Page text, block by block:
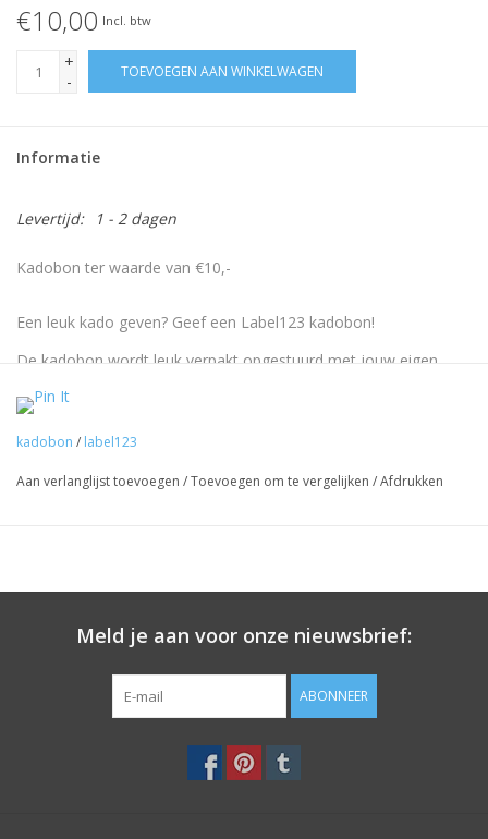
€10,00 Incl. btw
+
-
TOEVOEGEN AAN WINKELWAGEN
Informatie
Levertijd: 1 - 2 dagen
Kadobon ter waarde van €10,-
Een leuk kado geven? Geef een Label123 kadobon!
De kadobon wordt leuk verpakt opgestuurd met jouw eigen
tekst. Je kan hem natuurlijk ook naar jezelf sturen. Hoe werkt
het? Je ontvangt een kortingscode op de kadobon. Deze
kortingscode is onbeperkt geldig en kan tijdens het afrekenen in
kadobon / label123
Aan verlanglijst toevoegen /Toevoegen om te vergelijken /Afdrukken
Meld je aan voor onze nieuwsbrief:
ABONNEER